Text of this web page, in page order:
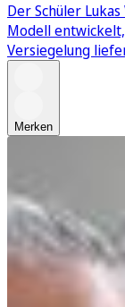
Der Schüler
Modell
Versiegelung
Merken